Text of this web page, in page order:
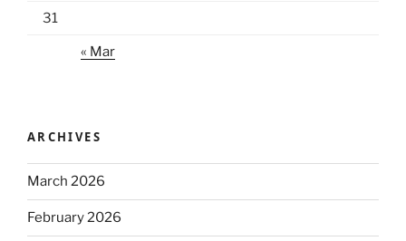
31
« Mar
ARCHIVES
March 2026
February 2026